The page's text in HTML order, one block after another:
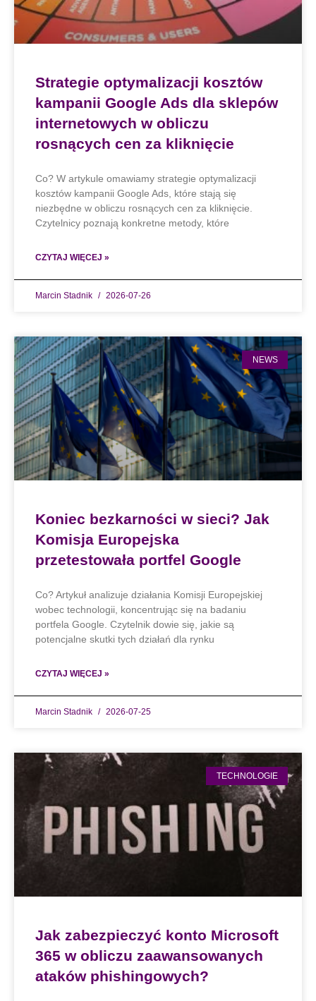
Strategie optymalizacji kosztów
kampanii Google Ads dla sklepów
internetowych w obliczu
rosnących cen za kliknięcie
Co? W artykule omawiamy strategie optymalizacji
kosztów kampanii Google Ads, które stają się
niezbędne w obliczu rosnących cen za kliknięcie.
Czytelnicy poznają konkretne metody, które
CZYTAJ WIĘCEJ »
Marcin Stadnik 2026-07-26
NEWS
Koniec bezkarności w sieci? Jak
Komisja Europejska
przetestowała portfel Google
Co? Artykuł analizuje działania Komisji Europejskiej
wobec technologii, koncentrując się na badaniu
portfela Google. Czytelnik dowie się, jakie są
potencjalne skutki tych działań dla rynku
CZYTAJ WIĘCEJ »
Marcin Stadnik 2026-07-25
TECHNOLOGIE
Jak zabezpieczyć konto Microsoft
365 w obliczu zaawansowanych
ataków phishingowych?